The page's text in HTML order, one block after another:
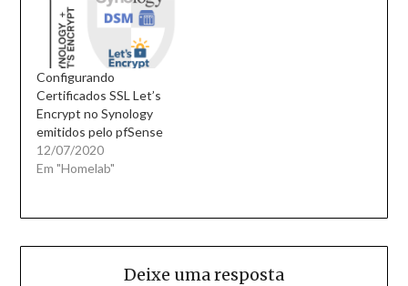
Configurando
Certificados SSL Let’s
Encrypt no Synology
emitidos pelo pfSense
12/07/2020
Em "Homelab"
Deixe uma resposta